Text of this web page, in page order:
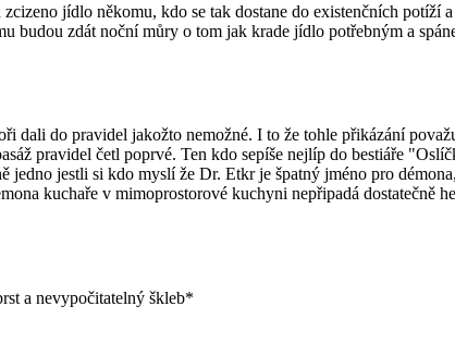
jídlo někomu, kdo se tak dostane do existenčních
budou zdát noční můry o tom jak krade jídlo potřebným a
dali do pravidel jakožto nemožné. I to že tohle přikázání
pravidel četl poprvé. Ten kdo sepíše nejlíp do bestiáře
jedno jestli si kdo myslí že Dr. Etkr je špatný jméno pro
kuchaře v mimoprostorové kuchyni nepřipadá dostatečně
a nevypočitatelný škleb*